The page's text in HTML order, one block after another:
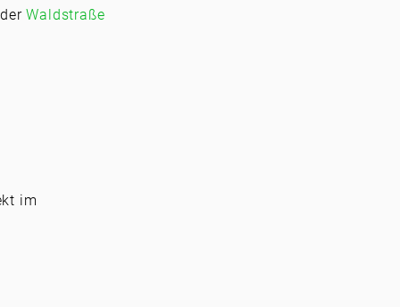
derWaldstraße
im